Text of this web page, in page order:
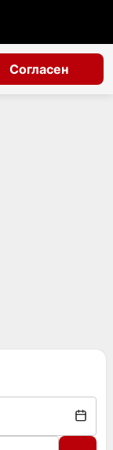
Согласен